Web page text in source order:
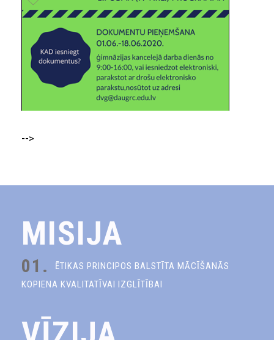
-->
MISIJA
01.
ĒTIKAS PRINCIPOS BALSTĪTA MĀCĪŠANĀS
KOPIENA KVALITATĪVAI IZGLĪTĪBAI